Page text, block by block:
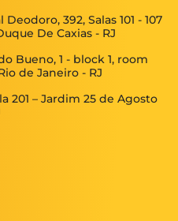
392, Salas 101 - 107
De Caxias - RJ
Bueno, 1 - block 1, room
de Janeiro - RJ
201 – Jardim 25 de Agosto